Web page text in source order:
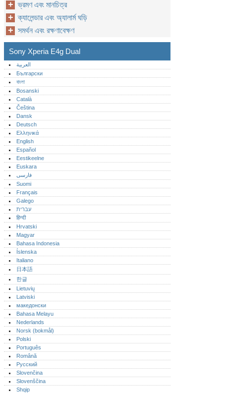
ভ্রমণ এবং মানচিত্র
ক্যালেন্ডার এবং অ্যালার্ম ঘড়ি
সমর্থন এবং রক্ষণাবেক্ষণ
Sony Xperia E4g Dual
العربية
Български
বাংলা
Bosanski
Català
Čeština
Dansk
Deutsch
Ελληνικά
English
Español
Eestikeelne
Euskara
فارسی
Suomi
Français
Galego
עברית
हिन्दी
Hrvatski
Magyar
Bahasa Indonesia
Íslenska
Italiano
日本語
한글
Lietuvių
Latviski
македонски
Bahasa Melayu
Nederlands
Norsk (bokmål)‎
Polski
Português‎
Română
Русский
Slovenčina
Slovenščina
Shqip